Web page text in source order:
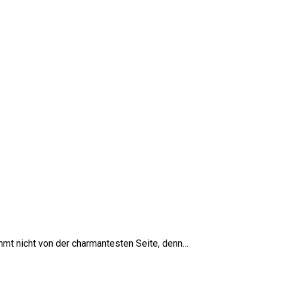
nicht von der charmantesten Seite, denn…